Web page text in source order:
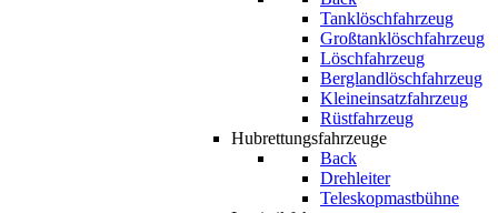
Tanklöschfahrzeug
Großtanklöschfahrzeug
Löschfahrzeug
Berglandlöschfahrzeug
Kleineinsatzfahrzeug
Rüstfahrzeug
Hubrettungsfahrzeuge
Back
Drehleiter
Teleskopmastbühne